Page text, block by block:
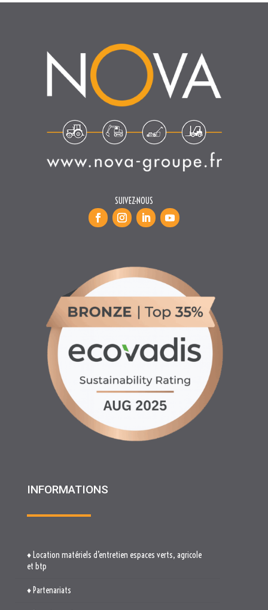
SUIVEZ-NOUS
INFORMATIONS
♦ Location matériels d’entretien espaces verts, agricole
et btp
♦ Partenariats